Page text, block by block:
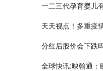
一二三代孕育婴儿
天天视点！多重疫
分红后股价会下跌
全球快讯:映翰通：